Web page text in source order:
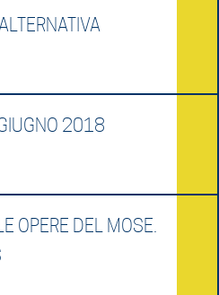
2018
OPERE DEL MOSE.